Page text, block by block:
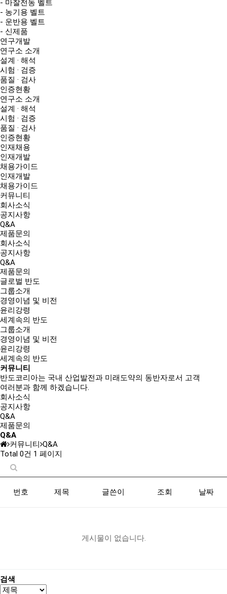
- 마찰전동 벨트
- 농기용 벨트
- 운반용 벨트
- 신제품
연구개발
연구소 소개
설계 · 해석
시험 · 검증
품질 · 검사
인증현황
연구소 소개
설계 · 해석
시험 · 검증
품질 · 검사
인증현황
인재채용
인재개발
채용가이드
인재개발
채용가이드
커뮤니티
회사소식
공지사항
Q&A
제품문의
회사소식
공지사항
Q&A
제품문의
글로벌 반도
그룹소개
경영이념 및 비전
윤리강령
세계속의 반도
그룹소개
경영이념 및 비전
윤리강령
세계속의 반도
커뮤니티
반도코리아는 국내 산업발전과 미래도약의 동반자로서 고객
여러분과 함께 하겠습니다.
회사소식
공지사항
Q&A
제품문의
Q&A
커뮤니티 Q&A
Total 0건 1 페이지
번호 제목 글쓴이 조회 날짜
게시물이 없습니다.
검색